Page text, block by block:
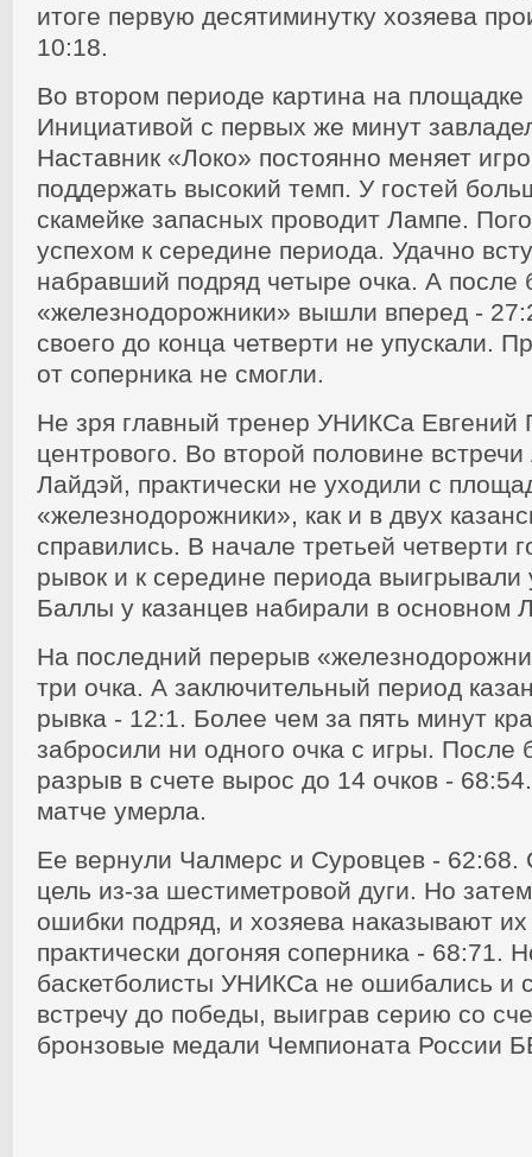
итоге первую десятиминутку хозяева
10:18.
Во втором периоде картина на площадке
Инициативой с первых же минут
Наставник «Локо» постоянно меняет
поддержать высокий темп. У гостей
скамейке запасных проводит Лампе.
успехом к середине периода. Удачно
набравший подряд четыре очка. А после
«железнодорожники» вышли вперед -
своего до конца четверти не упускали.
от соперника не смогли.
Не зря главный тренер УНИКСа Евгений
центрового. Во второй половине
Лайдэй, практически не уходили с
«железнодорожники», как и в двух
справились. В начале третьей четверти
рывок и к середине периода выигрывали
Баллы у казанцев набирали в основном
На последний перерыв
три очка. А заключительный период
рывка - 12:1. Более чем за пять минут
забросили ни одного очка с игры. После
разрыв в счете вырос до 14 очков -
матче умерла.
Ее вернули Чалмерс и Суровцев - 62:68.
цель из-за шестиметровой дуги. Но
ошибки подряд, и хозяева наказывают
практически догоняя соперника - 68:71.
баскетболисты УНИКСа не ошибались и
встречу до победы, выиграв серию со
бронзовые медали Чемпионата России